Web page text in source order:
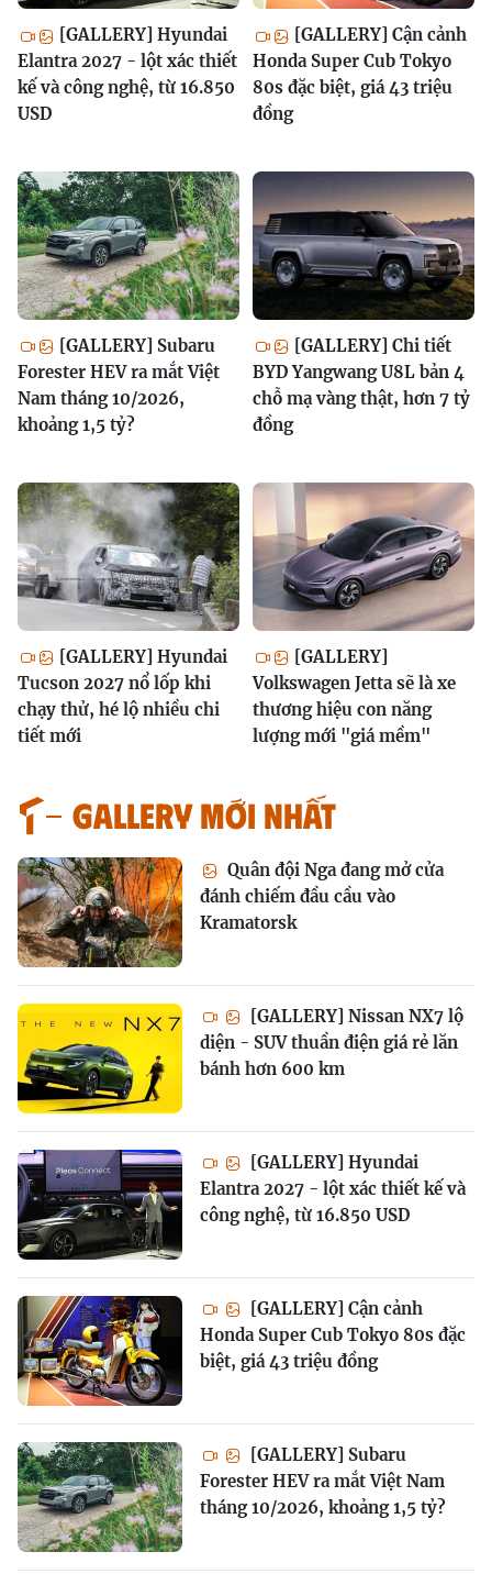
[GALLERY] Hyundai
Elantra 2027 - lột xác thiết
kế và công nghệ, từ 16.850
USD
[GALLERY] Cận cảnh
Honda Super Cub Tokyo
80s đặc biệt, giá 43 triệu
đồng
[GALLERY] Subaru
Forester HEV ra mắt Việt
Nam tháng 10/2026,
khoảng 1,5 tỷ?
[GALLERY] Chi tiết
BYD Yangwang U8L bản 4
chỗ mạ vàng thật, hơn 7 tỷ
đồng
[GALLERY] Hyundai
Tucson 2027 nổ lốp khi
chạy thử, hé lộ nhiều chi
tiết mới
[GALLERY]
Volkswagen Jetta sẽ là xe
thương hiệu con năng
lượng mới "giá mềm"
GALLERY MỚI NHẤT
Quân đội Nga đang mở cửa
đánh chiếm đầu cầu vào
Kramatorsk
[GALLERY] Nissan NX7 lộ
diện - SUV thuần điện giá rẻ lăn
bánh hơn 600 km
[GALLERY] Hyundai
Elantra 2027 - lột xác thiết kế và
công nghệ, từ 16.850 USD
[GALLERY] Cận cảnh
Honda Super Cub Tokyo 80s đặc
biệt, giá 43 triệu đồng
[GALLERY] Subaru
Forester HEV ra mắt Việt Nam
tháng 10/2026, khoảng 1,5 tỷ?